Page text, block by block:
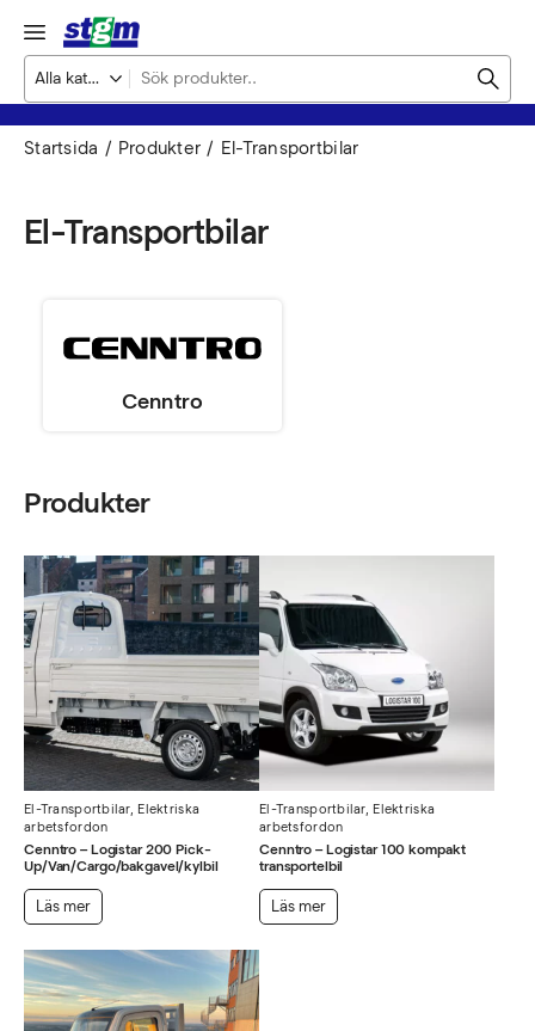
Startsida Produkter El-Transportbilar
El-Transportbilar
Cenntro
Produkter
El-Transportbilar, Elektriska
arbetsfordon
Cenntro – Logistar 200 Pick-
Up/Van/Cargo/bakgavel/kylbil
Läs mer
El-Transportbilar, Elektriska
arbetsfordon
Cenntro – Logistar 100 kompakt
transportelbil
Läs mer